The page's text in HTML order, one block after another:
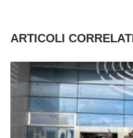
ARTICOLI CORRELATI